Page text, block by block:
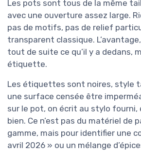
Les pots sont tous de la même
avec une ouverture assez large.
pas de motifs, pas de relief
transparent classique.
tout de suite ce qu’il y a dedans,
étiquette.
Les étiquettes sont noires, style
une surface censée être
sur le pot, on écrit au stylo
bien. Ce n’est pas du matériel de
gamme, mais pour identifier une
avril 2026 » ou un mélange